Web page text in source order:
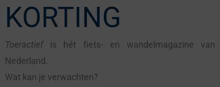
KORTING
Toeractiefis hét fiets- en wandelmagazine van
Nederland.
Wat kan je verwachten?